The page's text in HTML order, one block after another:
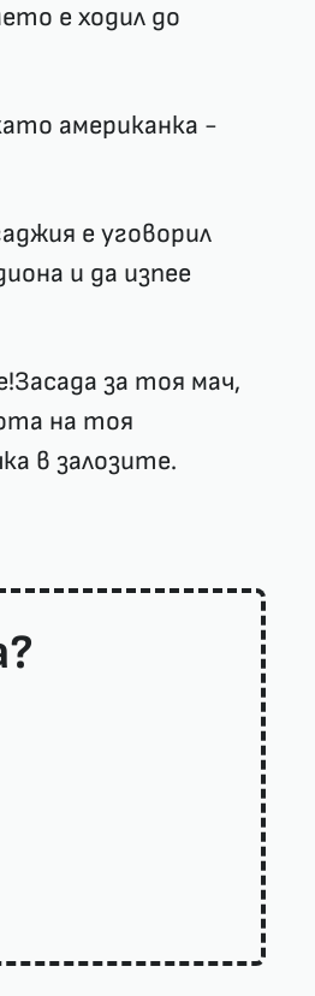
е ходил до
американка -
е уговорил
и да изпее
за тоя мач,
на тоя
в залозите.